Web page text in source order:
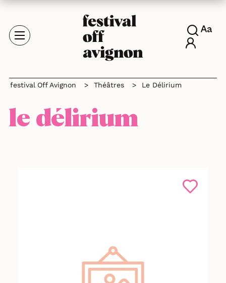
festival Off Avignon > Théâtres > Le Délirium
le délirium